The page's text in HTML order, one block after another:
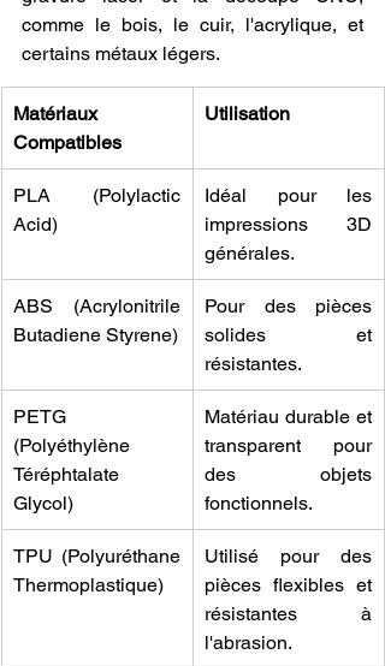
comme le bois, le cuir, l'acrylique, et
certains métaux légers.
Matériaux
Compatibles
Utilisation
PLA (Polylactic
Acid)
Idéal pour les
impressions 3D
générales.
ABS (Acrylonitrile
Butadiene Styrene)
Pour des pièces
solides et
résistantes.
PETG
(Polyéthylène
Téréphtalate
Glycol)
Matériau durable et
transparent pour
des objets
fonctionnels.
TPU (Polyuréthane
Thermoplastique)
Utilisé pour des
pièces flexibles et
résistantes à
l'abrasion.